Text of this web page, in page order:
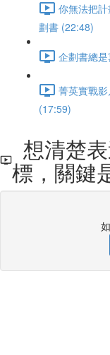
你無法把
劃書 (22:48)
企劃書總
菁英實戰
(17:59)
想清楚表
標，關鍵